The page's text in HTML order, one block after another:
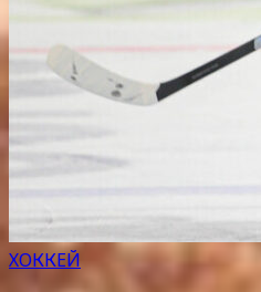
ХОККЕЙ